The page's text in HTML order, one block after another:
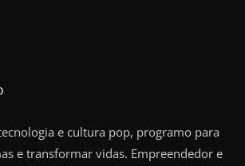
e cultura pop, programo para
e transformar vidas. Empreendedor e